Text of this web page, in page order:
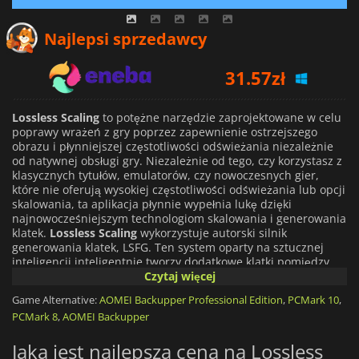
Najlepsi sprzedawcy
31.57zł
33.49zł
27.00zł
Lossless Scaling to potężne narzędzie zaprojektowane w celu
poprawy wrażeń z gry poprzez zapewnienie ostrzejszego
obrazu i płynniejszej częstotliwości odświeżania niezależnie
od natywnej obsługi gry. Niezależnie od tego, czy korzystasz z
klasycznych tytułów, emulatorów, czy nowoczesnych gier,
które nie oferują wysokiej częstotliwości odświeżania lub opcji
skalowania, ta aplikacja płynnie wypełnia lukę dzięki
najnowocześniejszym technologiom skalowania i generowania
klatek. Lossless Scaling wykorzystuje autorski silnik
generowania klatek, LSFG. Ten system oparty na sztucznej
inteligencji inteligentnie tworzy dodatkowe klatki pomiędzy
istniejącymi, zapewniając płynny ruch zbliżony do natywnych
stały, który mnoży aktualną częstotliwość klatek w grze, oraz
adaptacyjny, który ma na celu osiągnięcie określonej
zoptymalizowany do pracy nawet na słabszych procesorach
Czytaj więcej
Game Alternative:AOMEI Backupper Professional Edition, PCMark 10,
PCMark 8,AOMEI Backupper
Jaka jest najlepsza cena na Lossless